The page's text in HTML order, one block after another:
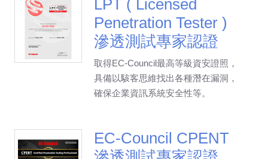
LPT ( Licensed
Penetration Tester )
滲透測試專家認證
取得EC-Council最高等級資安證照，
具備以駭客思維找出各種潛在漏洞，
確保企業資訊系統安全性等。
EC-Council CPENT